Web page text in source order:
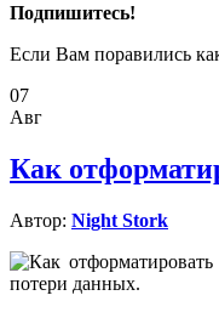
Подпишитесь!
Если Вам поравились
07
Авг
Как
Автор: Night Stork